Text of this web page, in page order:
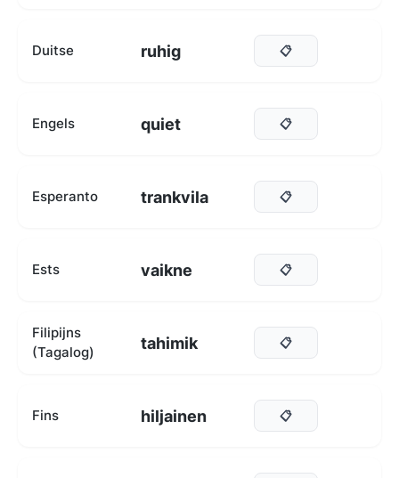
Duitse ruhig 📋
Engels quiet 📋
Esperanto trankvila 📋
Ests vaikne 📋
Filipijns
(Tagalog)
tahimik 📋
Fins hiljainen 📋